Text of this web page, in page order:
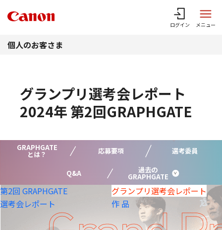
ログイン メニュー
個人のお客さま
グランプリ選考会レポート
2024年 第2回GRAPHGATE
GRAPHGATE
とは？ 応募要項 選考委員
Q&A 過去の
GRAPHGATE
第2回 GRAPHGATE グランプリ選考会レポート
選考会レポート
作 品